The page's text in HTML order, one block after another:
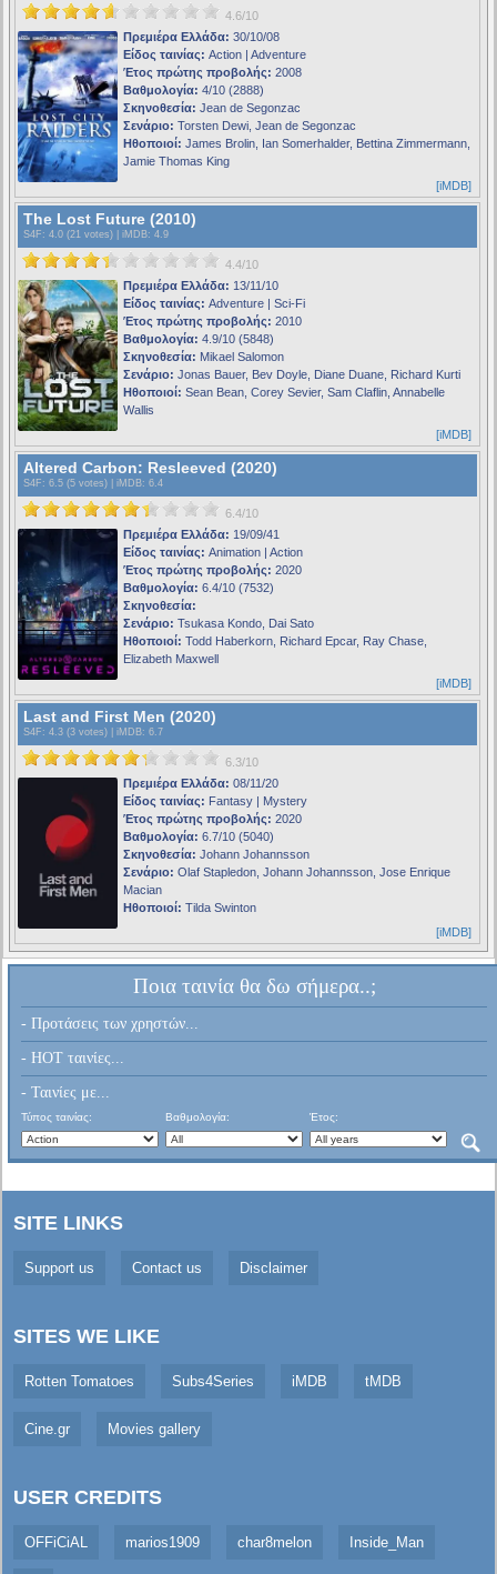
4.6/10
Πρεμιέρα Ελλάδα: 30/10/08
Είδος ταινίας: Action | Adventure
Έτος πρώτης προβολής: 2008
Βαθμολογία: 4/10 (2888)
Σκηνοθεσία: Jean de Segonzac
Σενάριο: Torsten Dewi, Jean de Segonzac
Ηθοποιοί: James Brolin, Ian Somerhalder, Bettina Zimmermann,
Jamie Thomas King
[iMDB]
The Lost Future (2010)
S4F : 4.0 (21 votes) | iMDB: 4.9
4.4/10
Πρεμιέρα Ελλάδα: 13/11/10
Είδος ταινίας: Adventure | Sci-Fi
Έτος πρώτης προβολής: 2010
Βαθμολογία: 4.9/10 (5848)
Σκηνοθεσία: Mikael Salomon
Σενάριο: Jonas Bauer, Bev Doyle, Diane Duane, Richard Kurti
Ηθοποιοί: Sean Bean, Corey Sevier, Sam Claflin, Annabelle
Wallis
[iMDB]
Altered Carbon: Resleeved (2020)
S4F : 6.5 (5 votes) | iMDB: 6.4
6.4/10
Πρεμιέρα Ελλάδα: 19/09/41
Είδος ταινίας: Animation | Action
Έτος πρώτης προβολής: 2020
Βαθμολογία: 6.4/10 (7532)
Σκηνοθεσία:
Σενάριο: Tsukasa Kondo, Dai Sato
Ηθοποιοί: Todd Haberkorn, Richard Epcar, Ray Chase,
Elizabeth Maxwell
[iMDB]
Last and First Men (2020)
S4F : 4.3 (3 votes) | iMDB: 6.7
6.3/10
Πρεμιέρα Ελλάδα: 08/11/20
Είδος ταινίας: Fantasy | Mystery
Έτος πρώτης προβολής: 2020
Βαθμολογία: 6.7/10 (5040)
Σκηνοθεσία: Johann Johannsson
Σενάριο: Olaf Stapledon, Johann Johannsson, Jose Enrique
Macian
Ηθοποιοί: Tilda Swinton
[iMDB]
Ποια ταινία θα δω σήμερα..;
- Προτάσεις των χρηστών...
- HOT ταινίες...
- Ταινίες με...
Τύπος ταινίας: Βαθμολογία: Έτος:
SITE LINKS
Support us Contact us Disclaimer
SITES WE LIKE
Rotten Tomatoes Subs4Series iMDB tMDB
Cine.gr Movies gallery
USER CREDITS
OFFiCiAL marios1909 char8melon Inside_Man